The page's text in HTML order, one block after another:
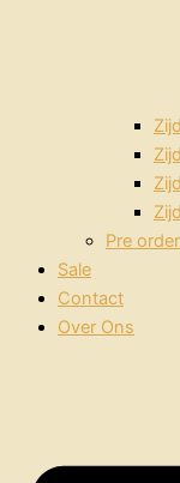
Pre
Sale
Contact
Over Ons